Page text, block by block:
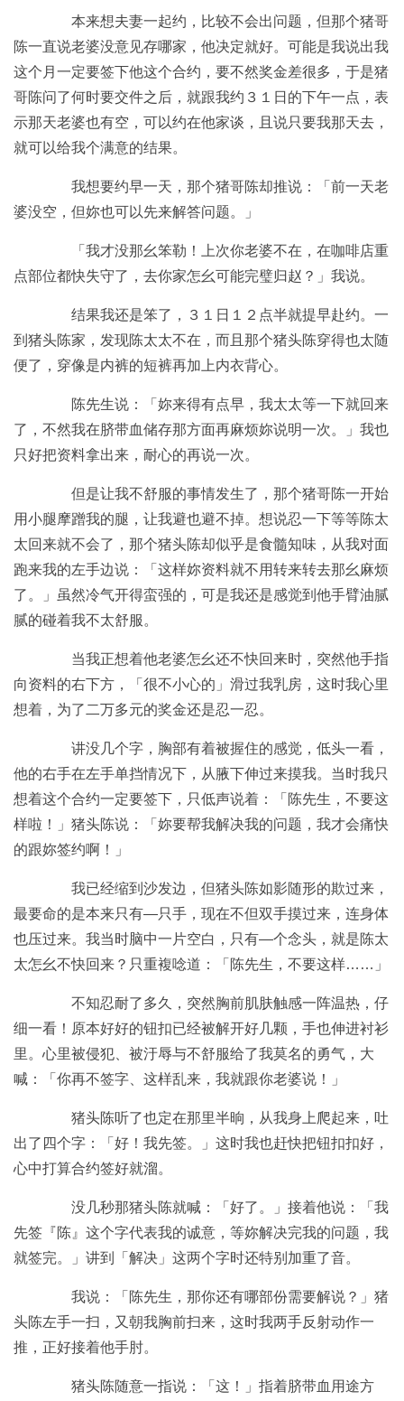
本来想夫妻一起约，比较不会出问题，但那个猪哥
陈一直说老婆没意见存哪家，他决定就好。可能是我说出我
这个月一定要签下他这个合约，要不然奖金差很多，于是猪
哥陈问了何时要交件之后，就跟我约３１日的下午一点，表
示那天老婆也有空，可以约在他家谈，且说只要我那天去，
就可以给我个满意的结果。
我想要约早一天，那个猪哥陈却推说：「前一天老
婆没空，但妳也可以先来解答问题。」
「我才没那幺笨勒！上次你老婆不在，在咖啡店重
点部位都快失守了，去你家怎幺可能完璧归赵？」我说。
结果我还是笨了，３１日１２点半就提早赴约。一
到猪头陈家，发现陈太太不在，而且那个猪头陈穿得也太随
便了，穿像是内裤的短裤再加上内衣背心。
陈先生说：「妳来得有点早，我太太等一下就回来
了，不然我在脐带血储存那方面再麻烦妳说明一次。」我也
只好把资料拿出来，耐心的再说一次。
但是让我不舒服的事情发生了，那个猪哥陈一开始
用小腿摩蹭我的腿，让我避也避不掉。想说忍一下等等陈太
太回来就不会了，那个猪头陈却似乎是食髓知味，从我对面
跑来我的左手边说：「这样妳资料就不用转来转去那幺麻烦
了。」虽然冷气开得蛮强的，可是我还是感觉到他手臂油腻
腻的碰着我不太舒服。
当我正想着他老婆怎幺还不快回来时，突然他手指
向资料的右下方，「很不小心的」滑过我乳房，这时我心里
想着，为了二万多元的奖金还是忍一忍。
讲没几个字，胸部有着被握住的感觉，低头一看，
他的右手在左手单挡情况下，从腋下伸过来摸我。当时我只
想着这个合约一定要签下，只低声说着：「陈先生，不要这
样啦！」猪头陈说：「妳要帮我解决我的问题，我才会痛快
的跟妳签约啊！」
我已经缩到沙发边，但猪头陈如影随形的欺过来，
最要命的是本来只有—只手，现在不但双手摸过来，连身体
也压过来。我当时脑中一片空白，只有—个念头，就是陈太
太怎幺不快回来？只重複唸道：「陈先生，不要这样……」
不知忍耐了多久，突然胸前肌肤触感一阵温热，仔
细一看！原本好好的钮扣已经被解开好几颗，手也伸进衬衫
里。心里被侵犯、被汙辱与不舒服给了我莫名的勇气，大
喊：「你再不签字、这样乱来，我就跟你老婆说！」
猪头陈听了也定在那里半晌，从我身上爬起来，吐
出了四个字：「好！我先签。」这时我也赶快把钮扣扣好，
心中打算合约签好就溜。
没几秒那猪头陈就喊：「好了。」接着他说：「我
先签『陈』这个字代表我的诚意，等妳解决完我的问题，我
就签完。」讲到「解决」这两个字时还特别加重了音。
我说：「陈先生，那你还有哪部份需要解说？」猪
头陈左手一扫，又朝我胸前扫来，这时我两手反射动作一
推，正好接着他手肘。
猪头陈随意一指说：「这！」指着脐带血用途方